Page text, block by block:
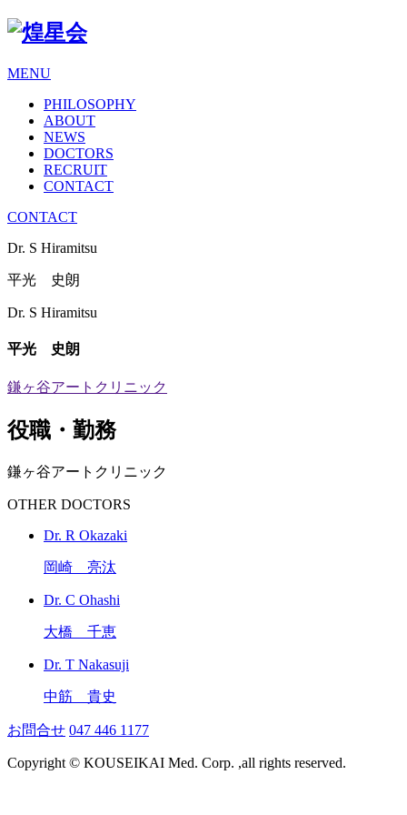
MENU
PHILOSOPHY
ABOUT
NEWS
DOCTORS
RECRUIT
CONTACT
CONTACT
Dr. S Hiramitsu
平光 史朗
Dr. S Hiramitsu
平光 史朗
鎌ヶ谷アートクリニック
役職・勤務
鎌ヶ谷アートクリニック
OTHER DOCTORS
Dr. R Okazaki
岡崎 亮汰
Dr. C Ohashi
大橋 千恵
Dr. T Nakasuji
中筋 貴史
お問合せ 047 446 1177
Copyright © KOUSEIKAI Med. Corp. ,all rights reserved.